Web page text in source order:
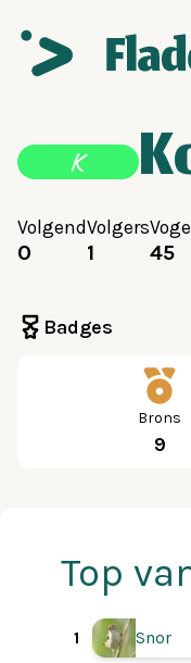
K
Volgend
0
Volgers
1 45
Badges
Brons
9
Top
1 Snor